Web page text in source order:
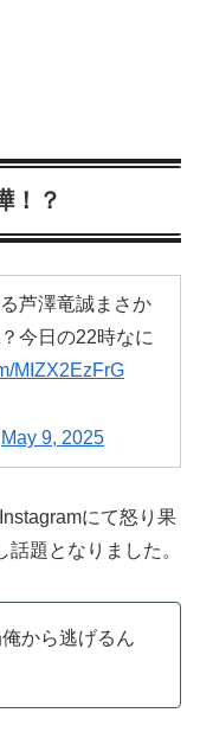
！？
芦澤竜誠まさか
今日の22時なに
MIZX2EzFrG
May 9, 2025
にて怒り果
題となりました。
から逃げるん